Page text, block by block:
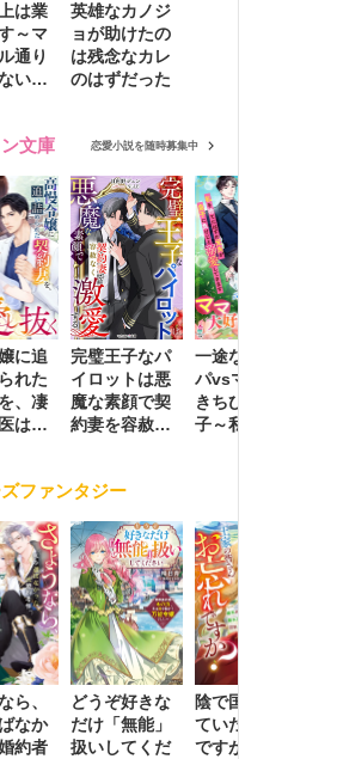
は業
～マ
通り
い彼
英雄なカノジ
ョが助けたの
は残念なカレ
のはずだった
文庫 恋愛小説を随時募集中
に追
れた
、凄
はこ
完璧王子なパ
イロットは悪
魔な素顔で契
約妻を容赦な
一途な社長パ
パvsママ大好
きちびっこ息
子～私を捨て
ファンタジー
ら、
なか
約者
どうぞ好きな
だけ「無能」
扱いしてくだ
陰で国を支え
ていたのは私
ですが、王家